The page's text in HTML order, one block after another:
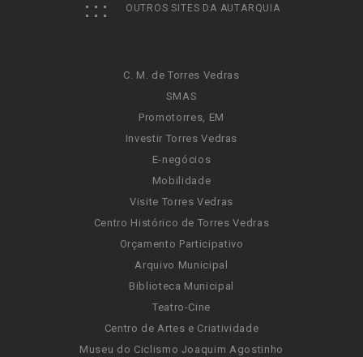
OUTROS SITES DA AUTARQUIA
C. M. de Torres Vedras
SMAS
Promotorres, EM
Investir Torres Vedras
E-negócios
Mobilidade
Visite Torres Vedras
Centro Histórico de Torres Vedras
Orçamento Participativo
Arquivo Municipal
Biblioteca Municipal
Teatro-Cine
Centro de Artes e Criatividade
Museu do Ciclismo Joaquim Agostinho